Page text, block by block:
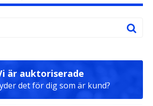
är auktoriserade
det för dig som är kund?